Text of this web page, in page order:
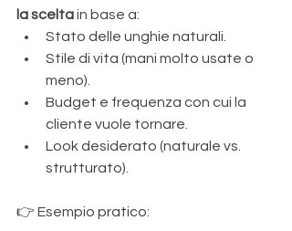
la scelta in base a:
Stato delle unghie naturali.
Stile di vita (mani molto usate o
meno).
Budget e frequenza con cui la
cliente vuole tornare.
Look desiderato (naturale vs.
strutturato).
👉 Esempio pratico: